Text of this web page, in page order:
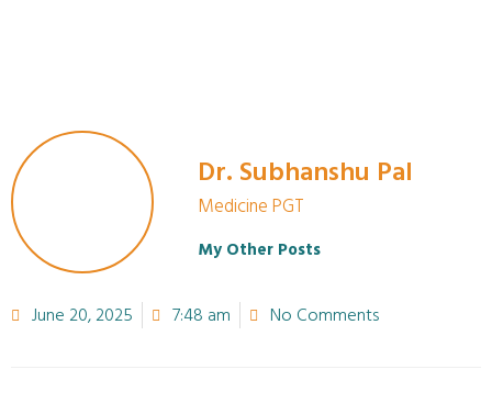
Dr. Subhanshu Pal
Medicine PGT
My Other Posts
June 20, 2025 7:48 am No Comments